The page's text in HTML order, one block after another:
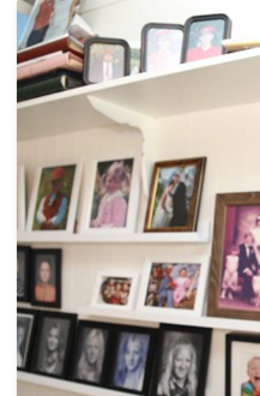
Norge båler-
fant sted i Skaubanen,
fakkeltog fra
fakkeltoget, og her ser
Skaubanen. Foto: